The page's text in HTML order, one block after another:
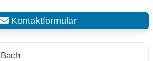
Kontaktformular